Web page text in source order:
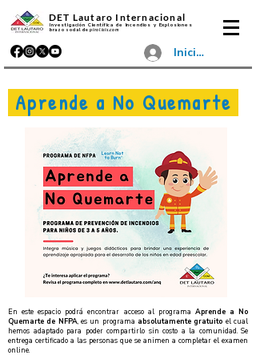
Iniciar sesión
DET Lautaro Internacional
Investigación Científica de Incendios y Explosiones
brazo social depirolisis.com
Aprende a No Quemarte
En este espacio podrá encontrar acceso al programa Aprende a No
Quemarte de NFPA, es un programa absolutamente gratuito el cual
hemos adaptado para poder compartirlo sin costo a la comunidad. Se
entrega certificado a las personas que se animen a completar el examen
online.